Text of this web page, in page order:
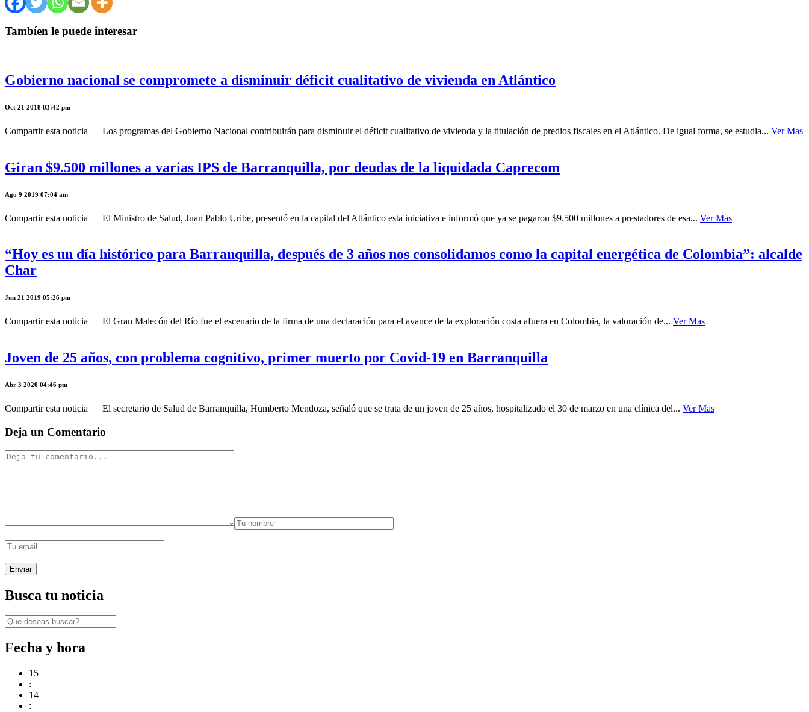
Tambíen le puede interesar
Gobierno nacional se compromete a disminuir déficit cualitativo de vivienda en Atlántico
Oct 21 2018 03:42 pm
Compartir esta noticia Los programas del Gobierno Nacional contribuirán para disminuir el déficit cualitativo de vivienda y la titulación de predios fiscales en el Atlántico. De igual forma, se estudia... Ver Mas
Giran $9.500 millones a varias IPS de Barranquilla, por deudas de la liquidada Caprecom
Ago 9 2019 07:04 am
Compartir esta noticia El Ministro de Salud, Juan Pablo Uribe, presentó en la capital del Atlántico esta iniciativa e informó que ya se pagaron $9.500 millones a prestadores de esa... Ver Mas
“Hoy es un día histórico para Barranquilla, después de 3 años nos consolidamos como la capital energética de Colombia”: alcalde
Char
Jun 21 2019 05:26 pm
Compartir esta noticia El Gran Malecón del Río fue el escenario de la firma de una declaración para el avance de la exploración costa afuera en Colombia, la valoración de... Ver Mas
Joven de 25 años, con problema cognitivo, primer muerto por Covid-19 en Barranquilla
Abr 3 2020 04:46 pm
Compartir esta noticia El secretario de Salud de Barranquilla, Humberto Mendoza, señaló que se trata de un joven de 25 años, hospitalizado el 30 de marzo en una clínica del... Ver Mas
Deja un Comentario
Busca tu noticia
Fecha y hora
15
:
14
: